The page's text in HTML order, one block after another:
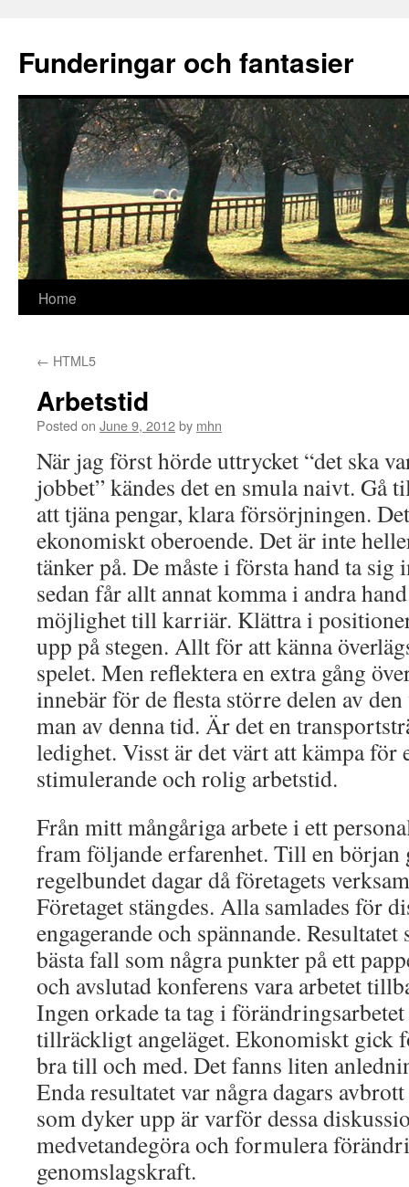
Funderingar och fantasier
Skip
content
Home
← HTML5
Arbetstid
Posted on June 9, 2012by mhn
När jag först hörde uttrycket “det ska
jobbet” kändes det en smula naivt. Gå
att tjäna pengar, klara försörjningen.
ekonomiskt oberoende. Det är inte
tänker på. De måste i första hand ta sig
sedan får allt annat komma i andra
möjlighet till karriär. Klättra i
upp på stegen. Allt för att känna
spelet. Men reflektera en extra gång
innebär för de flesta större delen av
man av denna tid. Är det en
ledighet. Visst är det värt att kämpa för
stimulerande och rolig arbetstid.
Från mitt mångåriga arbete i ett
fram följande erfarenhet. Till en början
regelbundet dagar då företagets
Företaget stängdes. Alla samlades för
engagerande och spännande.
bästa fall som några punkter på ett
och avslutad konferens vara arbetet
Ingen orkade ta tag i
tillräckligt angeläget. Ekonomiskt gick
bra till och med. Det fanns liten
Enda resultatet var några dagars
som dyker upp är varför dessa
medvetandegöra och formulera
genomslagskraft.